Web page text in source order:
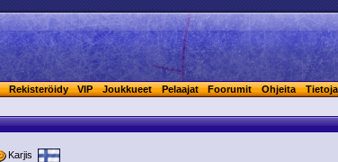
Rekisteröidy VIP Joukkueet Pelaajat Foorumit Ohjeita Tietoja
Karjis